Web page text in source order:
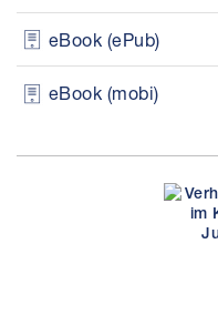
eBook (ePub)
eBook (mobi)